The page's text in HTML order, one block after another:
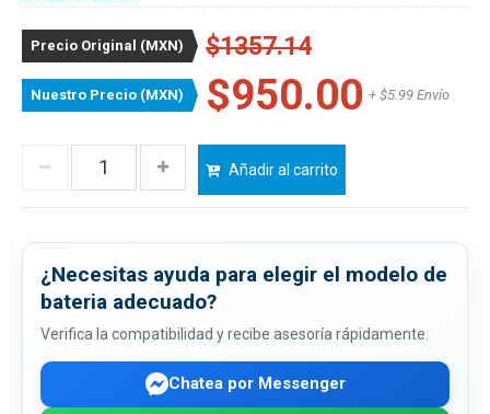
Precio Original (MXN) $1357.14
Nuestro Precio (MXN) $950.00 + $5.99 Envío
Añadir al carrito
¿Necesitas ayuda para elegir el modelo de
bateria adecuado?
Verifica la compatibilidad y recibe asesoría rápidamente.
Chatea por Messenger